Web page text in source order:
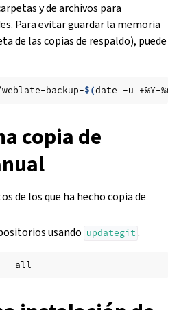
y de archivos para
Para evitar guardar la memoria
de las copias de respaldo), puede
backup-$(date -u +%Y-%m-
copia de
de los que ha hecho copia de
usando updategit .